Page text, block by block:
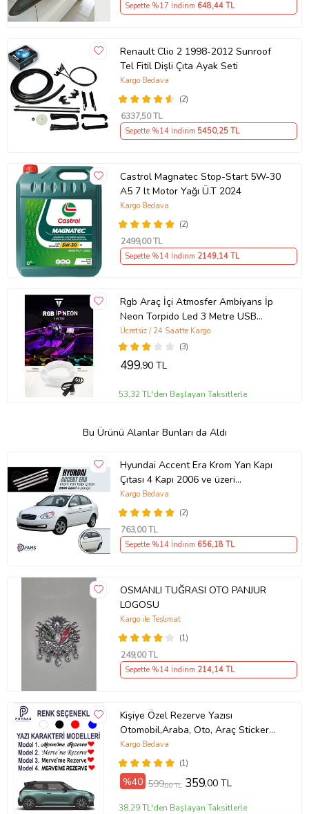
Sepette %17 İndirim 648,44 TL
Renault Clio 2 1998-2012 Sunroof
Tel Fitil Dişli Çıta Ayak Seti
(2)
Kargo Bedava
6337,50 TL
Sepette %14 İndirim 5450,25 TL
Castrol Magnatec Stop-Start 5W-30
A5 7 lt Motor Yağı Ü.T 2024
(2)
Kargo Bedava
2499,00 TL
Sepette %14 İndirim 2149,14 TL
Rgb Araç İçi Atmosfer Ambiyans İp
Neon Torpido Led 3 Metre USB
Girişli
(3)
Ücretsiz / 24 Saatte Kargo
499,90 TL
53,32 TL'den Başlayan Taksitlerle
Bu Ürünü Alanlar Bunları da Aldı
Hyundai Accent Era Krom Yan Kapı
Çıtası 4 Kapı 2006 ve üzeri
Paslanmaz Çelik
(2)
Kargo Bedava
763,00 TL
Sepette %14 İndirim 656,18 TL
OSMANLI TUĞRASI OTO PANJUR
LOGOSU
(1)
Kargo ile Teslimat
249,00 TL
Sepette %14 İndirim 214,14 TL
Kişiye Özel Rezerve Yazısı
Otomobil,Araba, Oto, Araç Sticker
(Parlak Beyaz)
(1)
Kargo Bedava
%40 599,00 TL 359,00 TL
38,29 TL'den Başlayan Taksitlerle